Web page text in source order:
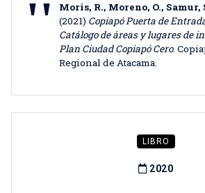
Moris, R., Moreno, O., Samur,
(2021) Copiapó Puerta de
Catálogo de áreas y lugares de
Plan Ciudad Copiapó Cero.
Regional de Atacama.
LIBRO
2020